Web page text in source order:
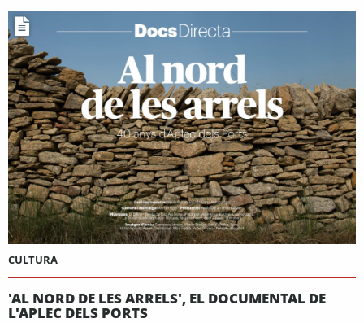
CULTURA
'AL NORD DE LES ARRELS', EL DOCUMENTAL DE
L'APLEC DELS PORTS